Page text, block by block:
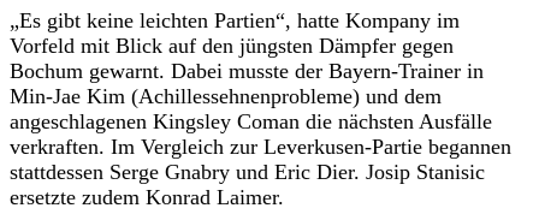
„Es gibt keine leichten Partien“, hatte Kompany im
Vorfeld mit Blick auf den jüngsten Dämpfer gegen
Bochum gewarnt. Dabei musste der Bayern-Trainer in
Min-Jae Kim (Achillessehnenprobleme) und dem
angeschlagenen Kingsley Coman die nächsten Ausfälle
verkraften. Im Vergleich zur Leverkusen-Partie begannen
stattdessen Serge Gnabry und Eric Dier. Josip Stanisic
ersetzte zudem Konrad Laimer.